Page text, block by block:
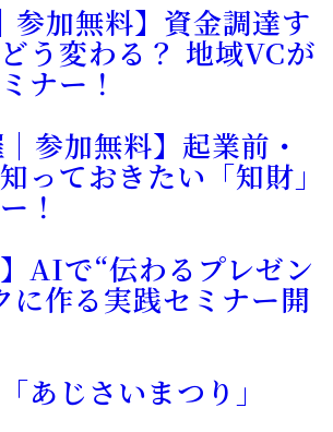
参加無料】資金調達す
う変わる？ 地域VCが
ナー！
参加無料】起業前・
っておきたい「知財」
！
】AIで“伝わるプレゼン
に作る実践セミナー開
あじさいまつり」